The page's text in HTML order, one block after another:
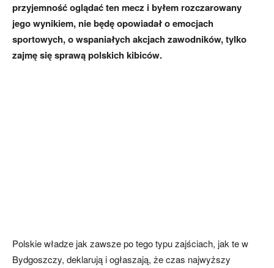
przyjemność oglądać ten mecz i byłem rozczarowany
jego wynikiem, nie będę opowiadał o emocjach
sportowych, o wspaniałych akcjach zawodników, tylko
zajmę się sprawą polskich kibiców.
Polskie władze jak zawsze po tego typu zajściach, jak te w
Bydgoszczy, deklarują i ogłaszają, że czas najwyższy